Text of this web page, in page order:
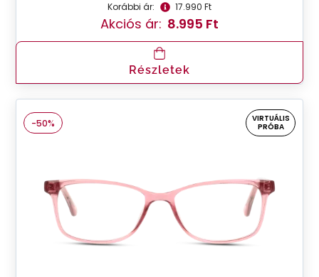
Korábbi ár: 17.990 Ft
Akciós ár: 8.995 Ft
Részletek
-50%
VIRTUÁLIS
PRÓBA